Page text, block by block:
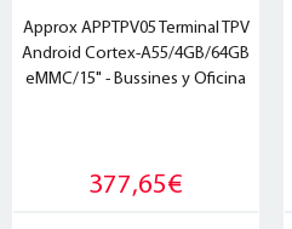
Approx APPTPV05 Terminal TPV
Android Cortex-A55/4GB/64GB
eMMC/15" - Bussines y Oficina
377,65€